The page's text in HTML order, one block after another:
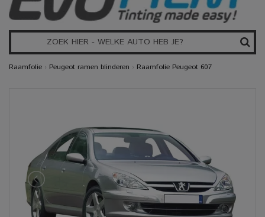
Raamfolie › Peugeot ramen blinderen › Raamfolie Peugeot 607